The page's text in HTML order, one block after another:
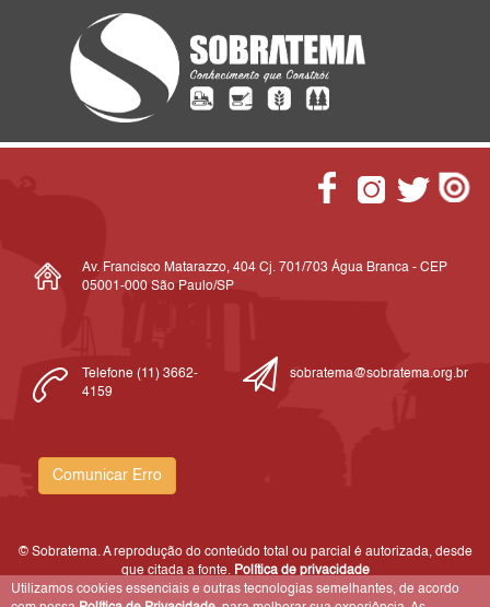
Av. Francisco Matarazzo, 404 Cj. 701/703 Água Branca - CEP
05001-000 São Paulo/SP
Telefone (11) 3662-
4159
sobratema@sobratema.org.br
Comunicar Erro
© Sobratema. A reprodução do conteúdo total ou parcial é autorizada, desde
que citada a fonte. Política de privacidade
Utilizamos cookies essenciais e outras tecnologias semelhantes, de acordo